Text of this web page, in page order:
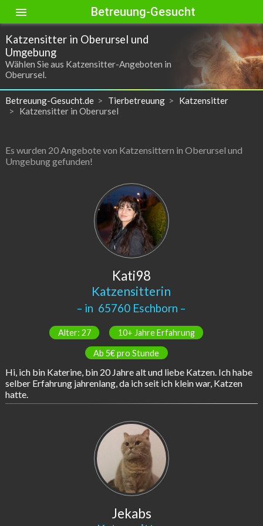
menu Betreuung-Gesucht
Katzensitter in Oberursel und
Umgebung
Wählen Sie aus Katzensitter-Angeboten in
Oberursel.
Betreuung-Gesucht.de Tierbetreuung
Katzensitter
Katzensitter in Oberursel
Es wurden 20 Angebote von Katzensittern in Oberursel und
Umgebung gefunden!
Kati98
Katzensitterin
– in 65760 Eschborn –
Alter: 27 10+ Jahre Erfahrung
Ab 5€ pro Stunde
Hi, ich bin Katerine, bin 20 Jahre alt und liebe Katzen. Ich habe
selber Erfahrung jahrenlang, da ich seit ich klein war, Katzen
hatte.
Jekabs